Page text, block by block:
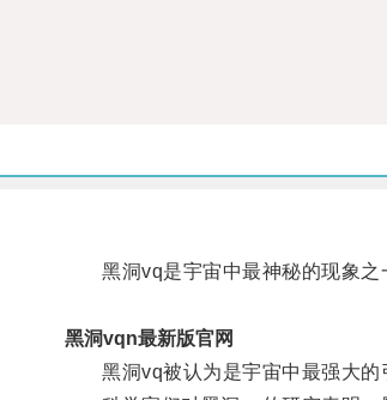
黑洞vq是宇宙中最神秘的现象之
黑洞vqn最新版官网
黑洞vq被认为是宇宙中最强大的